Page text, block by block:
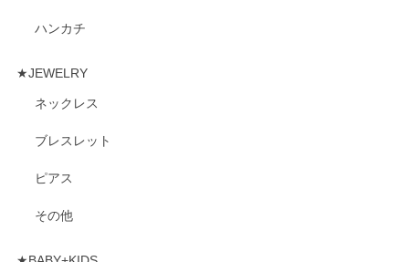
ハンカチ
★JEWELRY
ネックレス
ブレスレット
ピアス
その他